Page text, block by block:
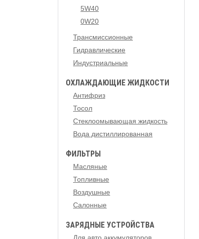
5W40
0W20
Трансмиссионные
Гидравлические
Индустриальные
ОХЛАЖДАЮЩИЕ ЖИДКОСТИ
Антифриз
Тосол
Стеклоомывающая жидкость
Вода дистиллированная
ФИЛЬТРЫ
Масляные
Топливные
Воздушные
Салонные
ЗАРЯДНЫЕ УСТРОЙСТВА